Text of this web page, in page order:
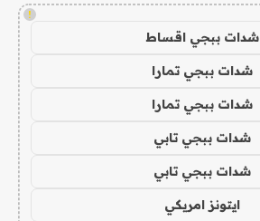
!
شدات ببجي اقساط
شدات ببجي تمارا
شدات ببجي تمارا
شدات ببجي تابي
شدات ببجي تابي
ايتونز امريكي